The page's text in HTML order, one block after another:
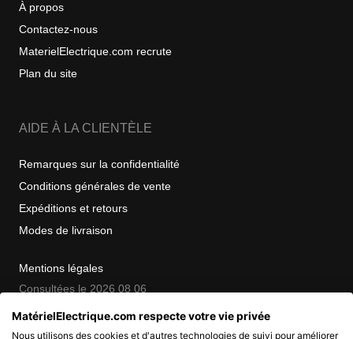
À propos
Contactez-nous
MaterielElectrique.com recrute
Plan du site
AIDE À LA CLIENTÈLE
Remarques sur la confidentialité
Conditions générales de vente
Expéditions et retours
Modes de livraison
Mentions légales
Consultées le 2026 08 06
MatérielElectrique.com respecte votre vie privée
Nous utilisons des cookies et d'autres technologies de suivi pour améliorer